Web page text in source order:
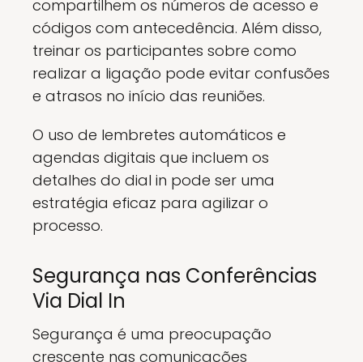
compartilhem os números de acesso e
códigos com antecedência. Além disso,
treinar os participantes sobre como
realizar a ligação pode evitar confusões
e atrasos no início das reuniões.
O uso de lembretes automáticos e
agendas digitais que incluem os
detalhes do dial in pode ser uma
estratégia eficaz para agilizar o
processo.
Segurança nas Conferências
Via Dial In
Segurança é uma preocupação
crescente nas comunicações